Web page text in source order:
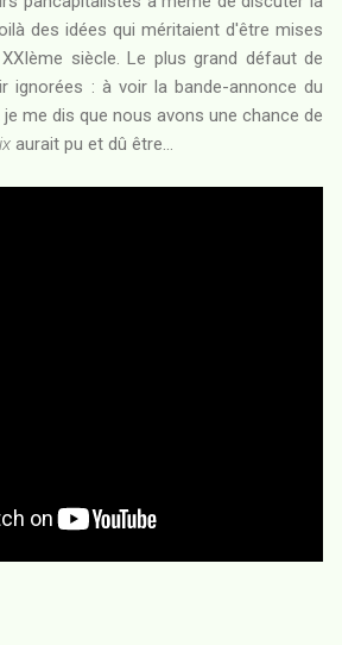
des idées qui méritaient d'être mises
siècle. Le plus grand défaut de
ignorées : à voir la bande-annonce du
je me dis que nous avons une chance de
aurait pu et dû être...